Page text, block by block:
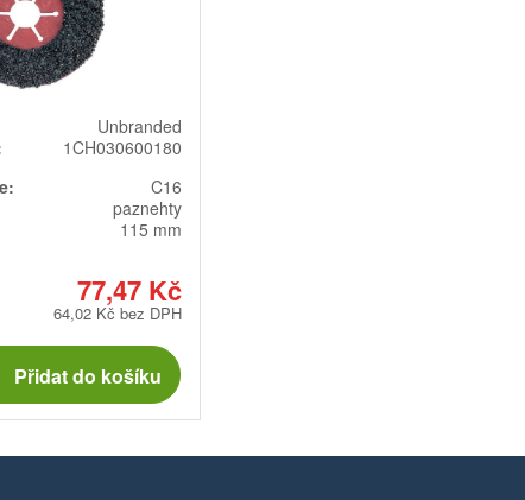
Unbranded
1CH030600180
C16
paznehty
115 mm
77,47 Kč
64,02 Kč bez DPH
Přidat do košíku